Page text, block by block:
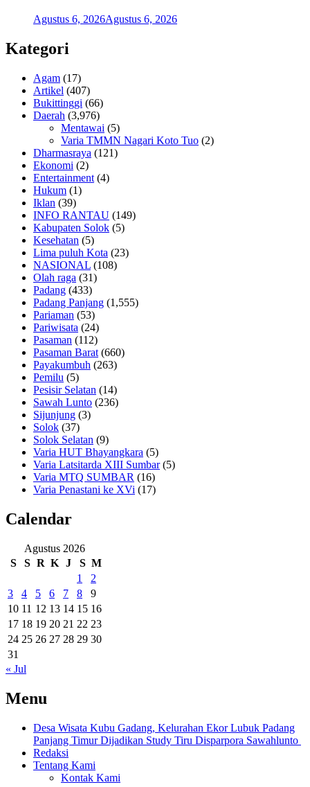
Agustus 6, 2026Agustus 6, 2026
Kategori
Agam (17)
Artikel (407)
Bukittinggi (66)
Daerah (3,976)
Mentawai (5)
Varia TMMN Nagari Koto Tuo (2)
Dharmasraya (121)
Ekonomi (2)
Entertainment (4)
Hukum (1)
Iklan (39)
INFO RANTAU (149)
Kabupaten Solok (5)
Kesehatan (5)
Lima puluh Kota (23)
NASIONAL (108)
Olah raga (31)
Padang (433)
Padang Panjang (1,555)
Pariaman (53)
Pariwisata (24)
Pasaman (112)
Pasaman Barat (660)
Payakumbuh (263)
Pemilu (5)
Pesisir Selatan (14)
Sawah Lunto (236)
Sijunjung (3)
Solok (37)
Solok Selatan (9)
Varia HUT Bhayangkara (5)
Varia Latsitarda XIII Sumbar(5)
Varia MTQ SUMBAR (16)
Varia Penastani ke XVi (17)
Calendar
Agustus 2026
S
S R K J S M
1
2
3
4 5 6 7 8
9
10 11 12 13 14 15 16
17 18 19 20 21 22 23
24 25 26 27 28 29 30
31
« Jul
Menu
Desa Wisata Kubu Gadang, Kelurahan Ekor Lubuk Padang
Panjang Timur Dijadikan Study Tiru Disparpora Sawahlunto
Redaksi
Tentang Kami
Kontak Kami